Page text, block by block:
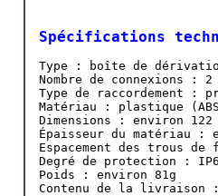
Spécifications
Type : boîte de
Nombre de connexions : 2
Type de raccordement :
Matériau : plastique
Dimensions : environ
Épaisseur du matériau :
Espacement des trous
Degré de protection :
Poids : environ 81g
Contenu de la